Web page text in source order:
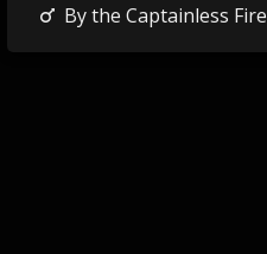
By the Captainless Fire